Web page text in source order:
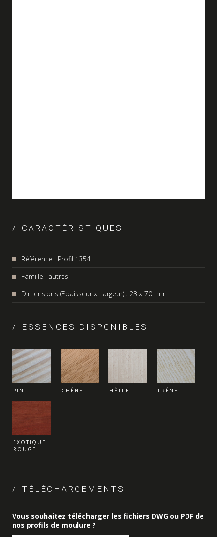
CARACTÉRISTIQUES
Référence : Profil 1354
Famille : autres
Dimensions (Epaisseur x Largeur) : 23 x 70 mm
ESSENCES DISPONIBLES
PIN CHÊNE HÊTRE FRÊNE
EXOTIQUE
ROUGE
TÉLÉCHARGEMENTS
Vous souhaitez télécharger les fichiers DWG ou PDF de
nos profils de moulure ?